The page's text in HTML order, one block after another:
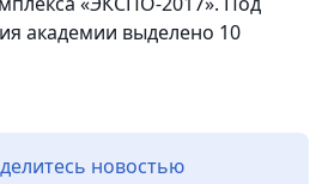
академии выделено 10
новостью